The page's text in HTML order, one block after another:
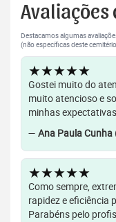
Avaliações
Destacamos algumas
(não específicas deste
★★★★★
Gostei muito do
muito atencioso e
minhas
— Ana Paula
★★★★★
Como sempre,
rapidez e eficiência
Parabéns pelo